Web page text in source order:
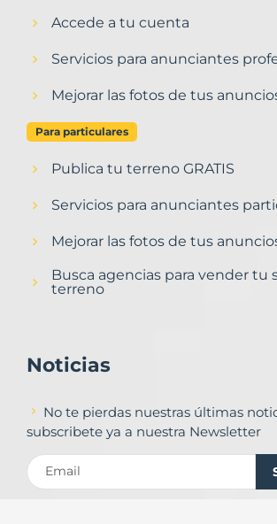
Accede a tu cuenta
Servicios para anunciantes
Mejorar las fotos de tus
Para particulares
Publica tu terreno GRATIS
Servicios para anunciantes
Mejorar las fotos de tus
Busca agencias para vender tu
terreno
Noticias
No te pierdas nuestras últimas
subscribete ya a nuestra Newsletter